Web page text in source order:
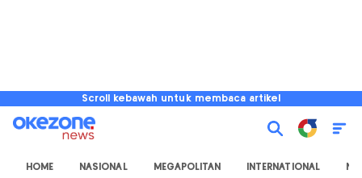
Scroll kebawah untuk membaca artikel
HOME NASIONAL MEGAPOLITAN INTERNATIONAL